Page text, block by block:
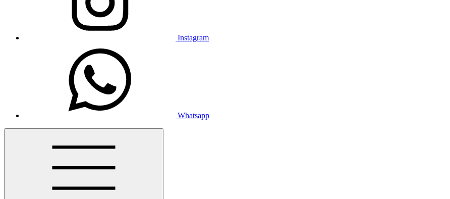
Instagram
Whatsapp